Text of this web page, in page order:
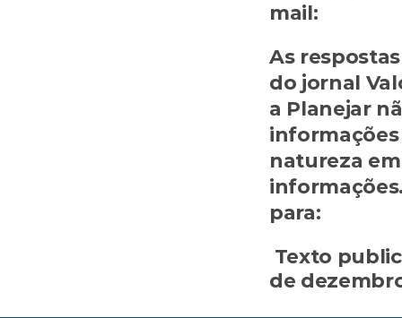
mail:
As
do jornal
a Planejar
natureza
para:
Texto
de